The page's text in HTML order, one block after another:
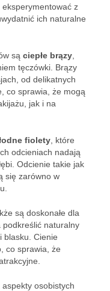
z
ich naturalne
są ciepłe brązy
tęczówki. Brązy
od delikatnych
co sprawia, że mogą
jak i na
fiolety , które
odcieniach nadają
Odcienie takie jak
się zarówno w
są doskonałe dla
podkreślić naturalny
blasku. Cienie
co sprawia, że
osobistych